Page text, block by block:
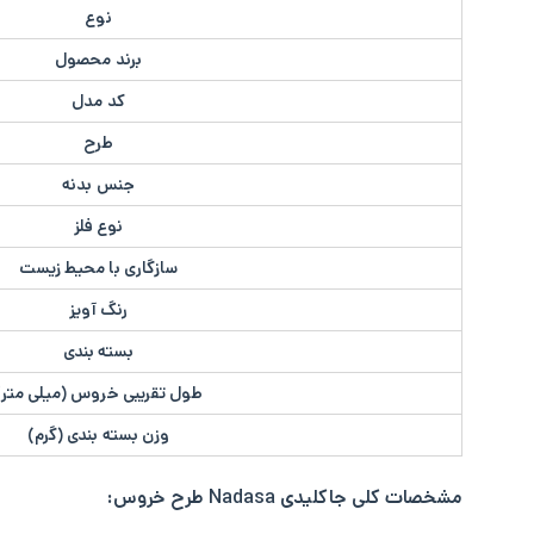
نوع
برند محصول
کد مدل
طرح
جنس بدنه
نوع فلز
سازگاری با محیط زیست
رنگ آویز
بسته بندی
طول تقریبی خروس (میلی
وزن بسته بندی (گرم)
مشخصات کلی جاکلیدی Nadasa طرح خروس: